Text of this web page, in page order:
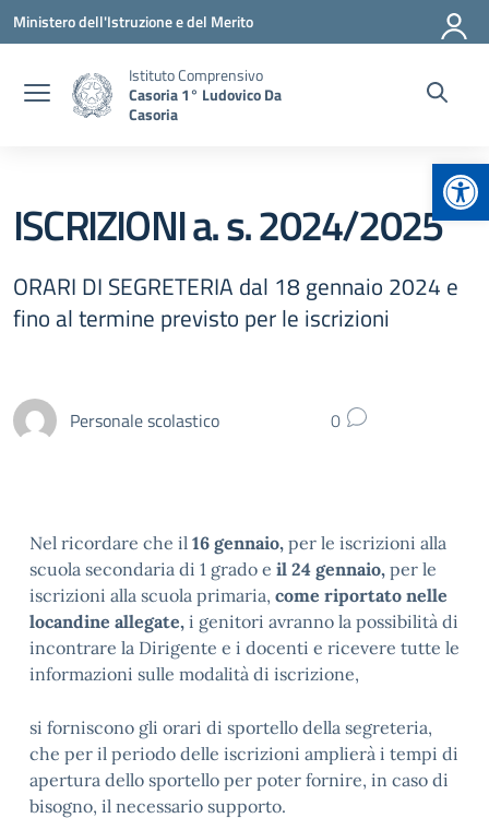
Vai ai contenuti
Vai al menu di navigazione
Vai al footer
Ministero dell'Istruzione e del Merito
Istituto Comprensivo
Casoria 1° Ludovico Da
Casoria
ISCRIZIONI a. s. 2024/2025
ORARI DI SEGRETERIA dal 18 gennaio 2024 e
fino al termine previsto per le iscrizioni
Personale scolastico 0
Nel ricordare che il 16 gennaio, per le iscrizioni alla
scuola secondaria di 1 grado e il 24 gennaio, per le
iscrizioni alla scuola primaria, come riportato nelle
locandine allegate, i genitori avranno la possibilità di
incontrare la Dirigente e i docenti e ricevere tutte le
informazioni sulle modalità di iscrizione,
si forniscono gli orari di sportello della segreteria,
che per il periodo delle iscrizioni amplierà i tempi di
apertura dello sportello per poter fornire, in caso di
bisogno, il necessario supporto.